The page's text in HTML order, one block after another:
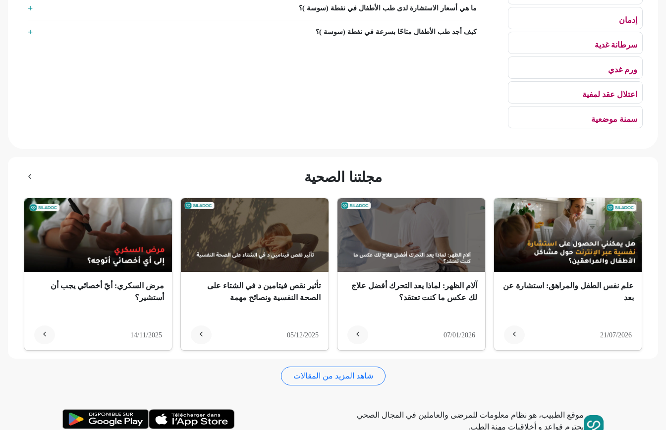
إدمان
سرطانة غدية
ورم غدي
اعتلال عقد لمفية
سمنة موضعية
ضمور الألم
ضمور عصبي ألمي
ثعلبة
استسقاء عام
ما هي أسعار الاستشارة لدى طب الأطفال في نفطة (سوسة )؟
كيف أجد طب الأطفال متاحًا بسرعة في نفطة (سوسة )؟
مجلتنا الصحية
علم نفس الطفل والمراهق: استشارة عن
بعد
21/07/2026
آلام الظهر: لماذا يعد التحرك أفضل علاج
لك عكس ما كنت تعتقد؟
07/01/2026
تأثير نقص فيتامين د في الشتاء على
الصحة النفسية ونصائح مهمة
05/12/2025
مرض السكري: أيّ أخصائي يجب أن
أستشير؟
14/11/2025
شاهد المزيد من المقالات
موقع الطبيب، هو نظام معلومات للمرضى والعاملين في المجال الصحي
يحترم قواعد و أخلاقيات مهنة الطب.